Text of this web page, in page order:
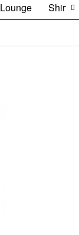
Lounge Shirts